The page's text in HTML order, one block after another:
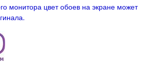
монитора цвет обоев на экране может